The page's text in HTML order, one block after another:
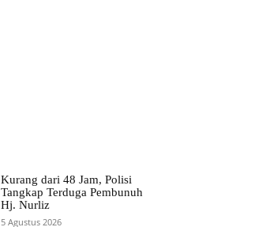
Kurang dari 48 Jam, Polisi
Tangkap Terduga Pembunuh
Hj. Nurliz
5 Agustus 2026